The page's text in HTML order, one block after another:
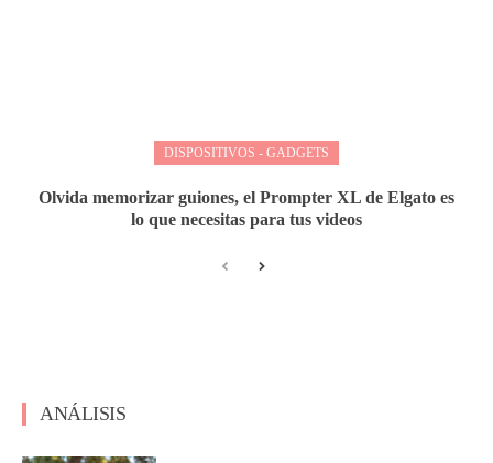
DISPOSITIVOS - GADGETS
Olvida memorizar guiones, el Prompter XL de Elgato es
lo que necesitas para tus videos
ANÁLISIS